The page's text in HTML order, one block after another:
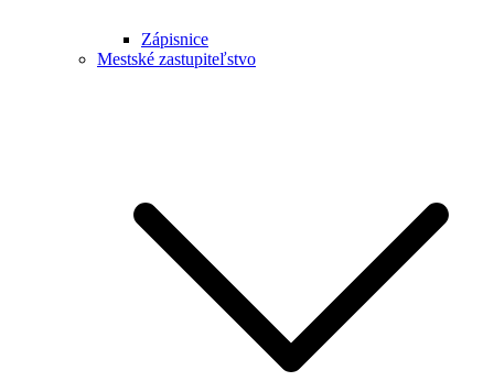
Zápisnice
Mestské zastupiteľstvo